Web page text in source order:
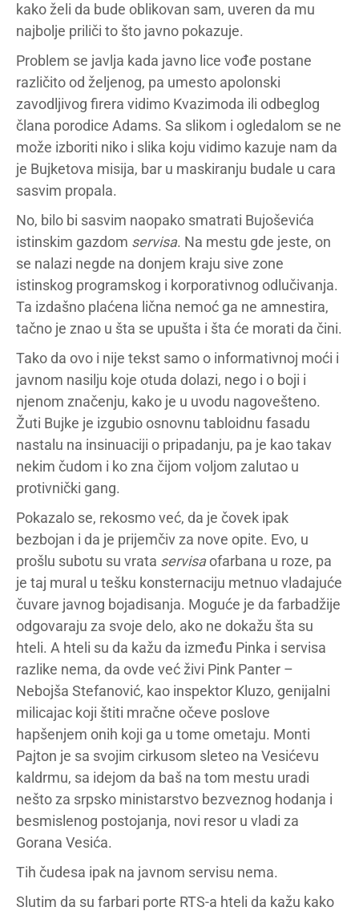
kako želi da bude oblikovan sam, uveren da mu
najbolje priliči to što javno pokazuje.
Problem se javlja kada javno lice vođe postane
različito od željenog, pa umesto apolonski
zavodljivog firera vidimo Kvazimoda ili odbeglog
člana porodice Adams. Sa slikom i ogledalom se ne
može izboriti niko i slika koju vidimo kazuje nam da
je Bujketova misija, bar u maskiranju budale u cara
sasvim propala.
No, bilo bi sasvim naopako smatrati Bujoševića
istinskim gazdom servisa. Na mestu gde jeste, on
se nalazi negde na donjem kraju sive zone
istinskog programskog i korporativnog odlučivanja.
Ta izdašno plaćena lična nemoć ga ne amnestira,
tačno je znao u šta se upušta i šta će morati da čini.
Tako da ovo i nije tekst samo o informativnoj moći i
javnom nasilju koje otuda dolazi, nego i o boji i
njenom značenju, kako je u uvodu nagovešteno.
Žuti Bujke je izgubio osnovnu tabloidnu fasadu
nastalu na insinuaciji o pripadanju, pa je kao takav
nekim čudom i ko zna čijom voljom zalutao u
protivnički gang.
Pokazalo se, rekosmo već, da je čovek ipak
bezbojan i da je prijemčiv za nove opite. Evo, u
prošlu subotu su vrata servisaofarbana u roze, pa
je taj mural u tešku konsternaciju metnuo vladajuće
čuvare javnog bojadisanja. Moguće je da farbadžije
odgovaraju za svoje delo, ako ne dokažu šta su
hteli. A hteli su da kažu da između Pinka i servisa
razlike nema, da ovde već živi Pink Panter –
Nebojša Stefanović, kao inspektor Kluzo, genijalni
milicajac koji štiti mračne očeve poslove
hapšenjem onih koji ga u tome ometaju. Monti
Pajton je sa svojim cirkusom sleteo na Vesićevu
kaldrmu, sa idejom da baš na tom mestu uradi
nešto za srpsko ministarstvo bezveznog hodanja i
besmislenog postojanja, novi resor u vladi za
Gorana Vesića.
Tih čudesa ipak na javnom servisu nema.
Slutim da su farbari porte RTS-a hteli da kažu kako